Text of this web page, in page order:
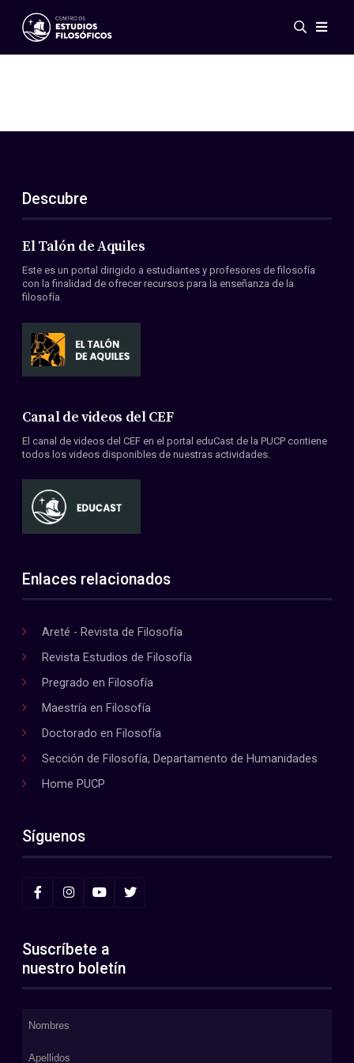
Eventos
ES
EN
Acerca de nosotros
Miembros
Convenios
Descubre
El Talón de Aquiles
Este es un portal dirigido a estudiantes y profesores de filosofía
con la finalidad de ofrecer recursos para la enseñanza de la
filosofía.
Canal de videos del CEF
El canal de videos del CEF en el portal eduCast de la PUCP contiene
todos los videos disponibles de nuestras actividades.
Enlaces relacionados
Areté - Revista de Filosofía
Revista Estudios de Filosofía
Pregrado en Filosofía
Maestría en Filosofía
Doctorado en Filosofía
Sección de Filosofía, Departamento de Humanidades
Home PUCP
Síguenos
Suscríbete a
nuestro boletín